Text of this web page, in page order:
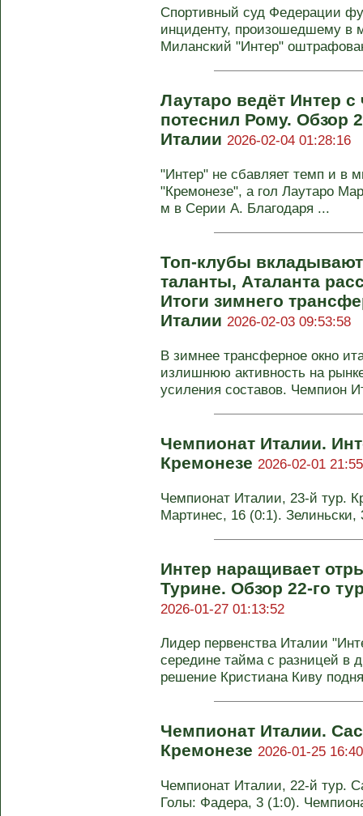
Спортивный суд Федерации
инциденту, произошедшему в
Миланский "Интер"
Лаутаро ведёт Интер
потеснил Рому. Обзор
Италии 2026-02-04 01:28:16
"Интер" не сбавляет темп и в
"Кремонезе", а гол Лаутаро
м в Серии А. Благодаря ...
Топ-клубы
таланты, Аталанта
Итоги зимнего
Италии 2026-02-03 09:53:58
В зимнее трансферное окно
излишнюю активность на
усиления составов. Чемпион
Чемпионат Италии.
Кремонезе 2026-02-01
Чемпионат Италии, 23-й тур.
Мартинес, 16 (0:1).
Интер наращивает
Турине. Обзор 22-го
2026-01-27 01:13:52
Лидер первенства Италии
середине тайма с разницей в
решение Кристиана Киву
Чемпионат Италии.
Кремонезе 2026-01-25
Чемпионат Италии, 22-й тур.
Голы: Фадера, 3 (1:0).